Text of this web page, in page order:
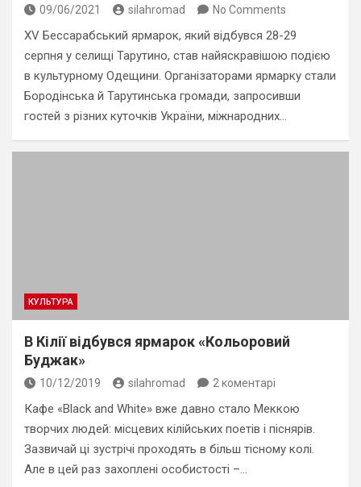
09/06/2021 silahromad No Comments
XV Бессарабський ярмарок, який відбувся 28-29
серпня у селищі Тарутино, став найяскравішою подією
в культурному Одещини. Організаторами ярмарку стали
Бородінська й Тарутинська громади, запросивши
гостей з різних куточків України, міжнародних…
КУЛЬТУРА
В Кілії відбувся ярмарок «Кольоровий
Буджак»
10/12/2019 silahromad 2 коментарі
Кафе «Black and White» вже давно стало Меккою
творчих людей: місцевих кілійських поетів і піснярів.
Зазвичай ці зустрічі проходять в більш тісному колі.
Але в цей раз захоплені особистості –…